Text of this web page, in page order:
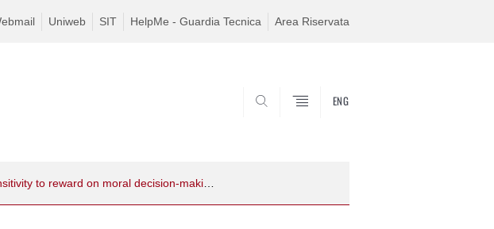
Uniweb SIT HelpMe - Guardia Tecnica Area Riservata
ENG
Pulling the lever in a hurry: the influence of impulsivity and sensitivity to reward on moral decision-making under time pressure